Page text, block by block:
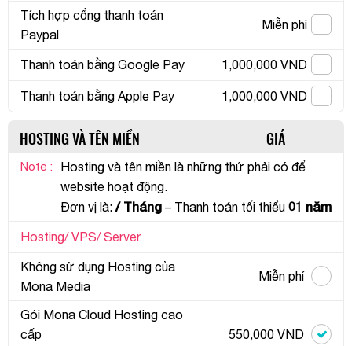
Tích hợp cổng thanh toán
Paypal
Miễn phí
Thanh toán bằng Google Pay 1,000,000 VND
Thanh toán bằng Apple Pay 1,000,000 VND
HOSTING VÀ TÊN MIỀN GIÁ
Note :
Hosting và tên miền là những thứ phải có để
website hoạt động.
Đơn vị là: / Tháng – Thanh toán tối thiểu 01 năm
Hosting/ VPS/ Server
Không sử dụng Hosting của
Mona Media
Miễn phí
Gói Mona Cloud Hosting cao
cấp
550,000 VND